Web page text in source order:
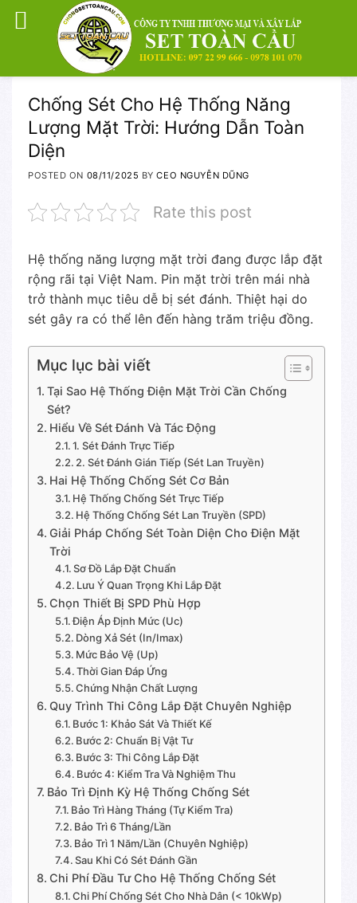
content
Chống Sét Cho Hệ Thống Năng
Lượng Mặt Trời: Hướng Dẫn Toàn
Diện
POSTED ON 08/11/2025 BYCEO NGUYỄN DŨNG
Rate this post
Hệ thống năng lượng mặt trời đang được lắp đặt
rộng rãi tại Việt Nam. Pin mặt trời trên mái nhà
trở thành mục tiêu dễ bị sét đánh. Thiệt hại do
sét gây ra có thể lên đến hàng trăm triệu đồng.
Mục lục bài viết
Tại Sao Hệ Thống Điện Mặt Trời Cần Chống
Sét?
Hiểu Về Sét Đánh Và Tác Động
1. Sét Đánh Trực Tiếp
2. Sét Đánh Gián Tiếp (Sét Lan Truyền)
Hai Hệ Thống Chống Sét Cơ Bản
Hệ Thống Chống Sét Trực Tiếp
Hệ Thống Chống Sét Lan Truyền (SPD)
Giải Pháp Chống Sét Toàn Diện Cho Điện Mặt
Trời
Sơ Đồ Lắp Đặt Chuẩn
Lưu Ý Quan Trọng Khi Lắp Đặt
Chọn Thiết Bị SPD Phù Hợp
Điện Áp Định Mức (Uc)
Dòng Xả Sét (In/Imax)
Mức Bảo Vệ (Up)
Thời Gian Đáp Ứng
Chứng Nhận Chất Lượng
Quy Trình Thi Công Lắp Đặt Chuyên Nghiệp
Bước 1: Khảo Sát Và Thiết Kế
Bước 2: Chuẩn Bị Vật Tư
Bước 3: Thi Công Lắp Đặt
Bước 4: Kiểm Tra Và Nghiệm Thu
Bảo Trì Định Kỳ Hệ Thống Chống Sét
Bảo Trì Hàng Tháng (Tự Kiểm Tra)
Bảo Trì 6 Tháng/Lần
Bảo Trì 1 Năm/Lần (Chuyên Nghiệp)
Sau Khi Có Sét Đánh Gần
Chi Phí Đầu Tư Cho Hệ Thống Chống Sét
Chi Phí Chống Sét Cho Nhà Dân (< 10kWp)